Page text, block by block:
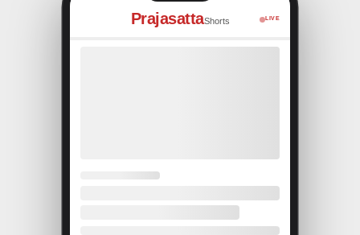
PrajasattaShorts LIVE